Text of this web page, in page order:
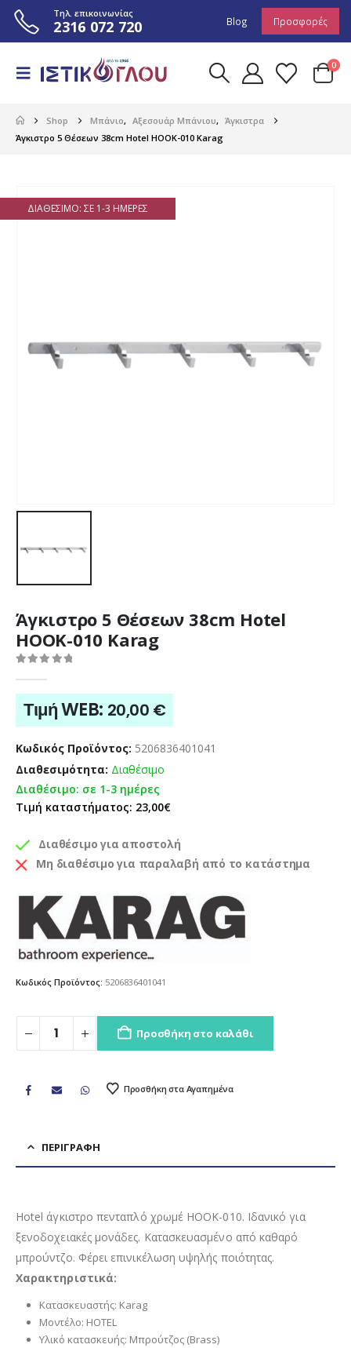
Τηλ. επικοινωνίας
2316 072 720 Blog Προσφορές
0
Shop Μπάνιο, Αξεσουάρ Μπάνιου, Άγκιστρα
Άγκιστρο 5 Θέσεων 38cm Hotel HOOK-010 Karag
ΔΙΑΘΈΣΙΜΟ: ΣΕ 1-3 ΗΜΈΡΕΣ
Άγκιστρο 5 Θέσεων 38cm Hotel
HOOK-010 Karag
Τιμή WEB: 20,00 €
Κωδικός Προϊόντος: 5206836401041
Διαθεσιμότητα: Διαθέσιμο
Διαθέσιμο: σε 1-3 ημέρες
Τιμή καταστήματος: 23,00€
Διαθέσιμο για αποστολή
Μη διαθέσιμο για παραλαβή από το κατάστημα
Κωδικός Προϊόντος: 5206836401041
Προσθήκη στο καλάθι
Προσθήκη στα Αγαπημένα
ΠΕΡΙΓΡΑΦΉ
Hotel άγκιστρο πενταπλό χρωμέ HOOK-010. Ιδανικό για
ξενοδοχειακές μονάδες. Κατασκευασμένο από καθαρό
μπρούντζο. Φέρει επινικέλωση υψηλής ποιότητας.
Χαρακτηριστικά:
Κατασκευαστής: Karag
Μοντέλο: HOTEL
Υλικό κατασκευής: Μπρούτζος (Brass)